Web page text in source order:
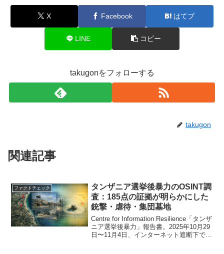
X Facebook はてブ
LINE コピー
takugonをフォローする
takugon
関連記事
ファクトチェック
タンザニア選挙後暴力のOSINT調
査：185点の証拠が明らかにした
銃撃・虐待・集団墓地
Centre for Information Resilience「タンザ
ニア選挙後暴力」報告書。2025年10月29
日〜11月4日、インターネット遮断下で